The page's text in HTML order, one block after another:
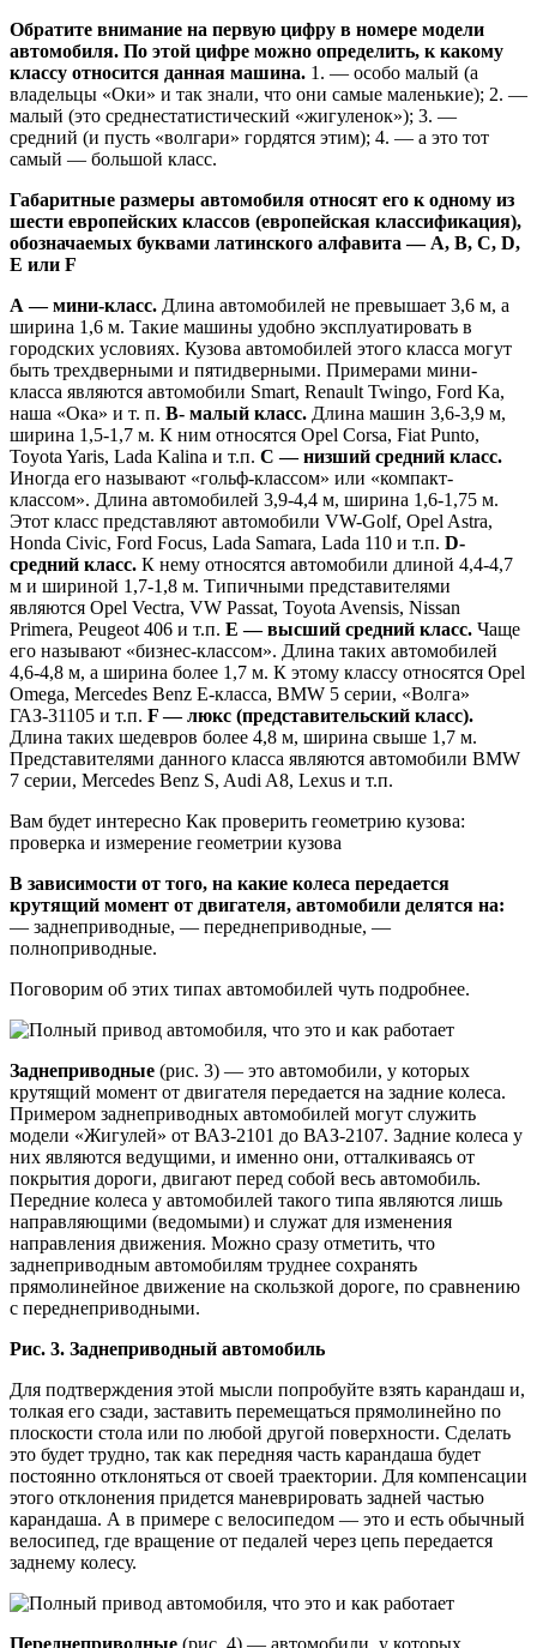
Обратите внимание на первую цифру в номере модели
автомобиля. По этой цифре можно определить, к какому
классу относится данная машина. 1. — особо малый (а
владельцы «Оки» и так знали, что они самые маленькие); 2. —
малый (это среднестатистический «жигуленок»); 3. —
средний (и пусть «волгари» гордятся этим); 4. — а это тот
самый — большой класс.
Габаритные размеры автомобиля относят его к одному из
шести европейских классов (европейская классификация),
обозначаемых буквами латинского алфавита — А, В, С, D,
E или F
А — мини-класс. Длина автомобилей не превышает 3,6 м, а
ширина 1,6 м. Такие машины удобно эксплуатировать в
городских условиях. Кузова автомобилей этого класса могут
быть трехдверными и пятидверными. Примерами мини-
класса являются автомобили Smart, Renault Twingo, Ford Ka,
наша «Ока» и т. п. В- малый класс. Длина машин 3,6-3,9 м,
ширина 1,5-1,7 м. К ним относятся Opel Corsa, Fiat Punto,
Toyota Yaris, Lada Kalina и т.п. C — низший средний класс.
Иногда его называют «гольф-классом» или «компакт-
классом». Длина автомобилей 3,9-4,4 м, ширина 1,6-1,75 м.
Этот класс представляют автомобили VW-Golf, Opel Astra,
Honda Civic, Ford Focus, Lada Samara, Lada 110 и т.п. D-
средний класс. К нему относятся автомобили длиной 4,4-4,7
м и шириной 1,7-1,8 м. Типичными представителями
являются Opel Vectra, VW Passat, Toyota Avensis, Nissan
Primera, Peugeot 406 и т.п. E — высший средний класс. Чаще
его называют «бизнес-классом». Длина таких автомобилей
4,6-4,8 м, а ширина более 1,7 м. К этому классу относятся Opel
Omega, Mercedes Benz E-класса, BMW 5 серии, «Волга»
ГАЗ-31105 и т.п. F — люкс (представительский класс).
Длина таких шедевров более 4,8 м, ширина свыше 1,7 м.
Представителями данного класса являются автомобили BMW
7 серии, Mercedes Benz S, Audi A8, Lexus и т.п.
Вам будет интересно Как проверить геометрию кузова:
проверка и измерение геометрии кузова
В зависимости от того, на какие колеса передается
крутящий момент от двигателя, автомобили делятся на:
— заднеприводные, — переднеприводные, —
полноприводные.
Поговорим об этих типах автомобилей чуть подробнее.
Заднеприводные (рис. 3) — это автомобили, у которых
крутящий момент от двигателя передается на задние колеса.
Примером заднеприводных автомобилей могут служить
модели «Жигулей» от ВАЗ-2101 до ВАЗ-2107. Задние колеса у
них являются ведущими, и именно они, отталкиваясь от
покрытия дороги, двигают перед собой весь автомобиль.
Передние колеса у автомобилей такого типа являются лишь
направляющими (ведомыми) и служат для изменения
направления движения. Можно сразу отметить, что
заднеприводным автомобилям труднее сохранять
прямолинейное движение на скользкой дороге, по сравнению
с переднеприводными.
Рис. 3. Заднеприводный автомобиль
Для подтверждения этой мысли попробуйте взять карандаш и,
толкая его сзади, заставить перемещаться прямолинейно по
плоскости стола или по любой другой поверхности. Сделать
это будет трудно, так как передняя часть карандаша будет
постоянно отклоняться от своей траектории. Для компенсации
этого отклонения придется маневрировать задней частью
карандаша. А в примере с велосипедом — это и есть обычный
велосипед, где вращение от педалей через цепь передается
заднему колесу.
Переднеприводные (рис. 4) — автомобили, у которых